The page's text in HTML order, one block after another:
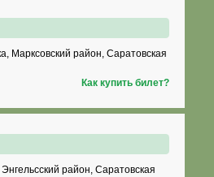
Марксовский район, Саратовская
Как купить билет?
район, Саратовская